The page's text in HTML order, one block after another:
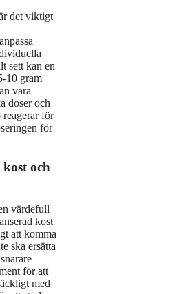
det viktigt
sett kan en
10 gram
vara
doser och
för
för
och
värdefull
kost
att komma
ska ersätta
för att
med